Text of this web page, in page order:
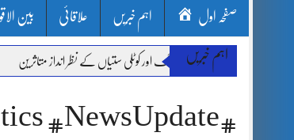
صفحہ اول اہم خبریں علاقائی بین
اہم خبریں
مون سون بارشیں، لینڈ سلائیڈنگ اور کوٹلی ستیاں کے نظر انداز متاثرین
#DonaldTrump #USAProtests #NoKings #AmericanPolitics #NewsUpdate